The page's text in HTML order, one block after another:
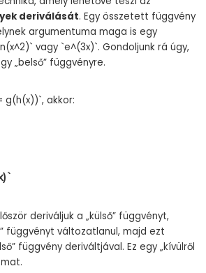
deriválását. Egy összetett függvény
argumentuma maga is egy
vagy `e^(3x)`. Gondoljunk rá úgy,
„belső” függvényre.
g(h(x))`, akkor:
deriváljuk a „külső” függvényt,
függvényt változatlanul, majd ezt
függvény deriváltjával. Ez egy „kívülről